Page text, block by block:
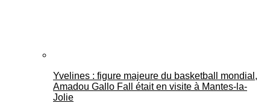
Yvelines : figure majeure du basketball mondial,
Amadou Gallo Fall était en visite à Mantes-la-
Jolie